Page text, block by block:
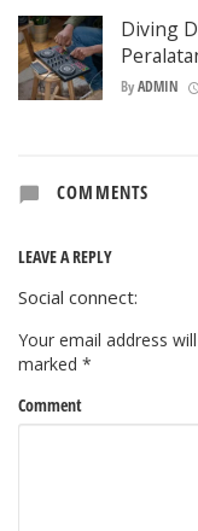
Diving
ByADMIN
COMMENTS
LEAVE A REPLY
Social connect:
Your email address
marked *
Comment